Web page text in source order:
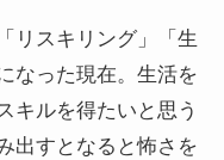
リスキリング」「生
なった現在。生活を
キルを得たいと思う
出すとなると怖さを